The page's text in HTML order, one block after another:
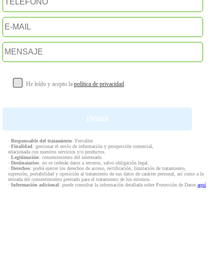
He leído y acepto la política de privacidad.
· Responsable del tratamiento: Fervalles
· Finalidad: gestionar el envío de información y prospección comercial,
relacionada con nuestros servicios y/o productos.
· Legitimación: consentimiento del interesado.
· Destinatarios: no se cederán datos a terceros, salvo obligación legal.
· Derechos: podrá ejercer los derechos de acceso, rectificación, limitación de tratamiento,
supresión, portabilidad y oposición al tratamiento de sus datos de carácter personal, así como a la
retirada del consentimiento prestado para el tratamiento de los mismos.
· Información adicional: puede consultar la información detallada sobre Protección de Datos aquí.